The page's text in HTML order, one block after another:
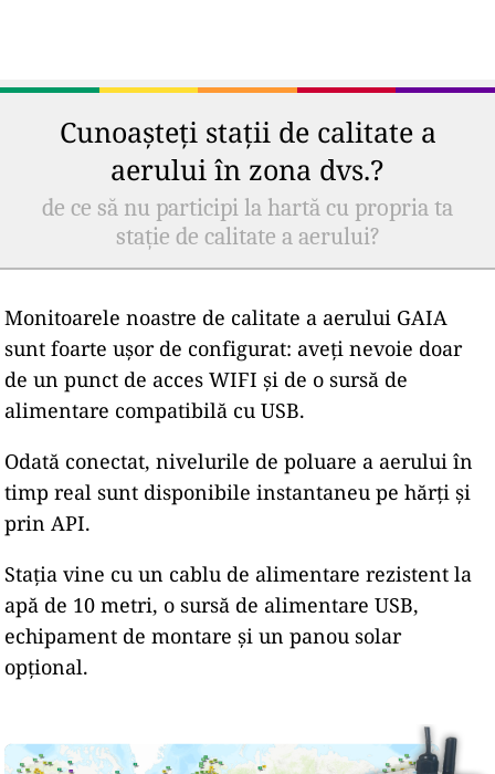
Cunoașteți stații de calitate a
aerului în zona dvs.?
de ce să nu participi la hartă cu propria ta
stație de calitate a aerului?
Monitoarele noastre de calitate a aerului GAIA
sunt foarte ușor de configurat: aveți nevoie doar
de un punct de acces WIFI și de o sursă de
alimentare compatibilă cu USB.
Odată conectat, nivelurile de poluare a aerului în
timp real sunt disponibile instantaneu pe hărți și
prin API.
Stația vine cu un cablu de alimentare rezistent la
apă de 10 metri, o sursă de alimentare USB,
echipament de montare și un panou solar
opțional.